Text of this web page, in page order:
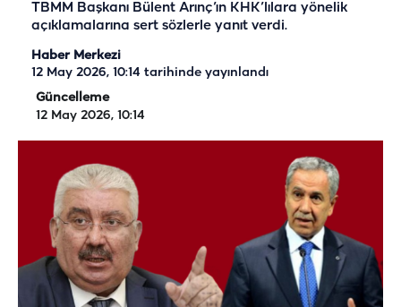
TBMM Başkanı Bülent Arınç’ın KHK’lılara yönelik
açıklamalarına sert sözlerle yanıt verdi.
Haber Merkezi
12 May 2026, 10:14 tarihinde yayınlandı
Güncelleme
12 May 2026, 10:14